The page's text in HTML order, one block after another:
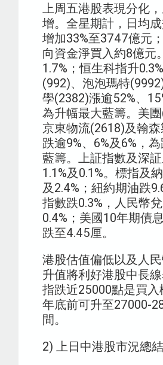
上周五港股表現分化
增。全星期計，日均
增加33%至3747億元
向資金淨買入約8億元
1.7%；恒生科指升
(992)、泡泡瑪特
學(2382)漲逾52%、
為升幅最大藍籌。美團
京東物流(2618)及翰
跌逾9%、6%及6%，
藍籌。上証指數及深
1.1%及0.1%。標指及
及2.4%；紐約期油跌
指數跌0.3%，人民幣
0.4%；美國10年期債
跌至4.45厘。
港股估值偏低以及人
升值將利好港股中長
指跌近25000點是買入
年底前可升至27000-
間。
2) 上日中港股市況總結